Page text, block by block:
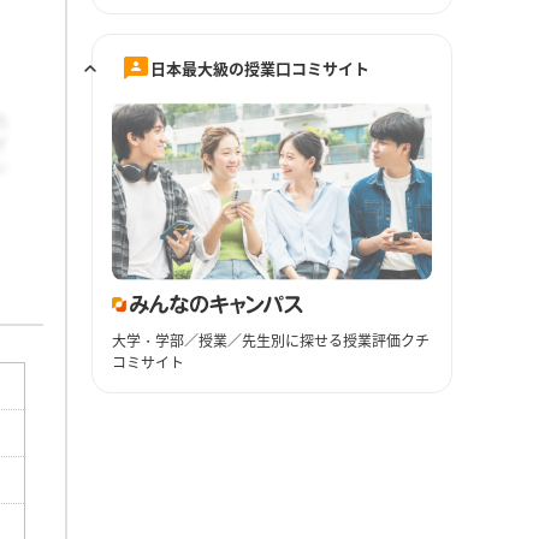
日本最大級の授業口コミサイト
大学・学部／授業／先生別に探せる授業評価クチ
コミサイト